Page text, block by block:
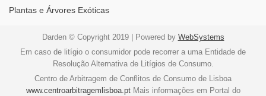
Plantas e Árvores Exóticas
Darden © Copyright 2019 | Powered by WebSystems
Em caso de litígio o consumidor pode recorrer a uma Entidade de
Resolução Alternativa de Litígios de Consumo.
Centro de Arbitragem de Conflitos de Consumo de Lisboa
www.centroarbitragemlisboa.ptMais informações em Portal do